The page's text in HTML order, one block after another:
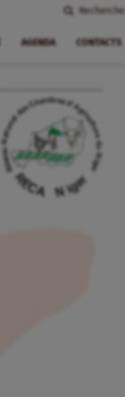
Recherche
AGENDA CONTACTS